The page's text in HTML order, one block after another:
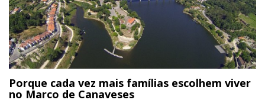
Porque cada vez mais famílias escolhem viver
no Marco de Canaveses